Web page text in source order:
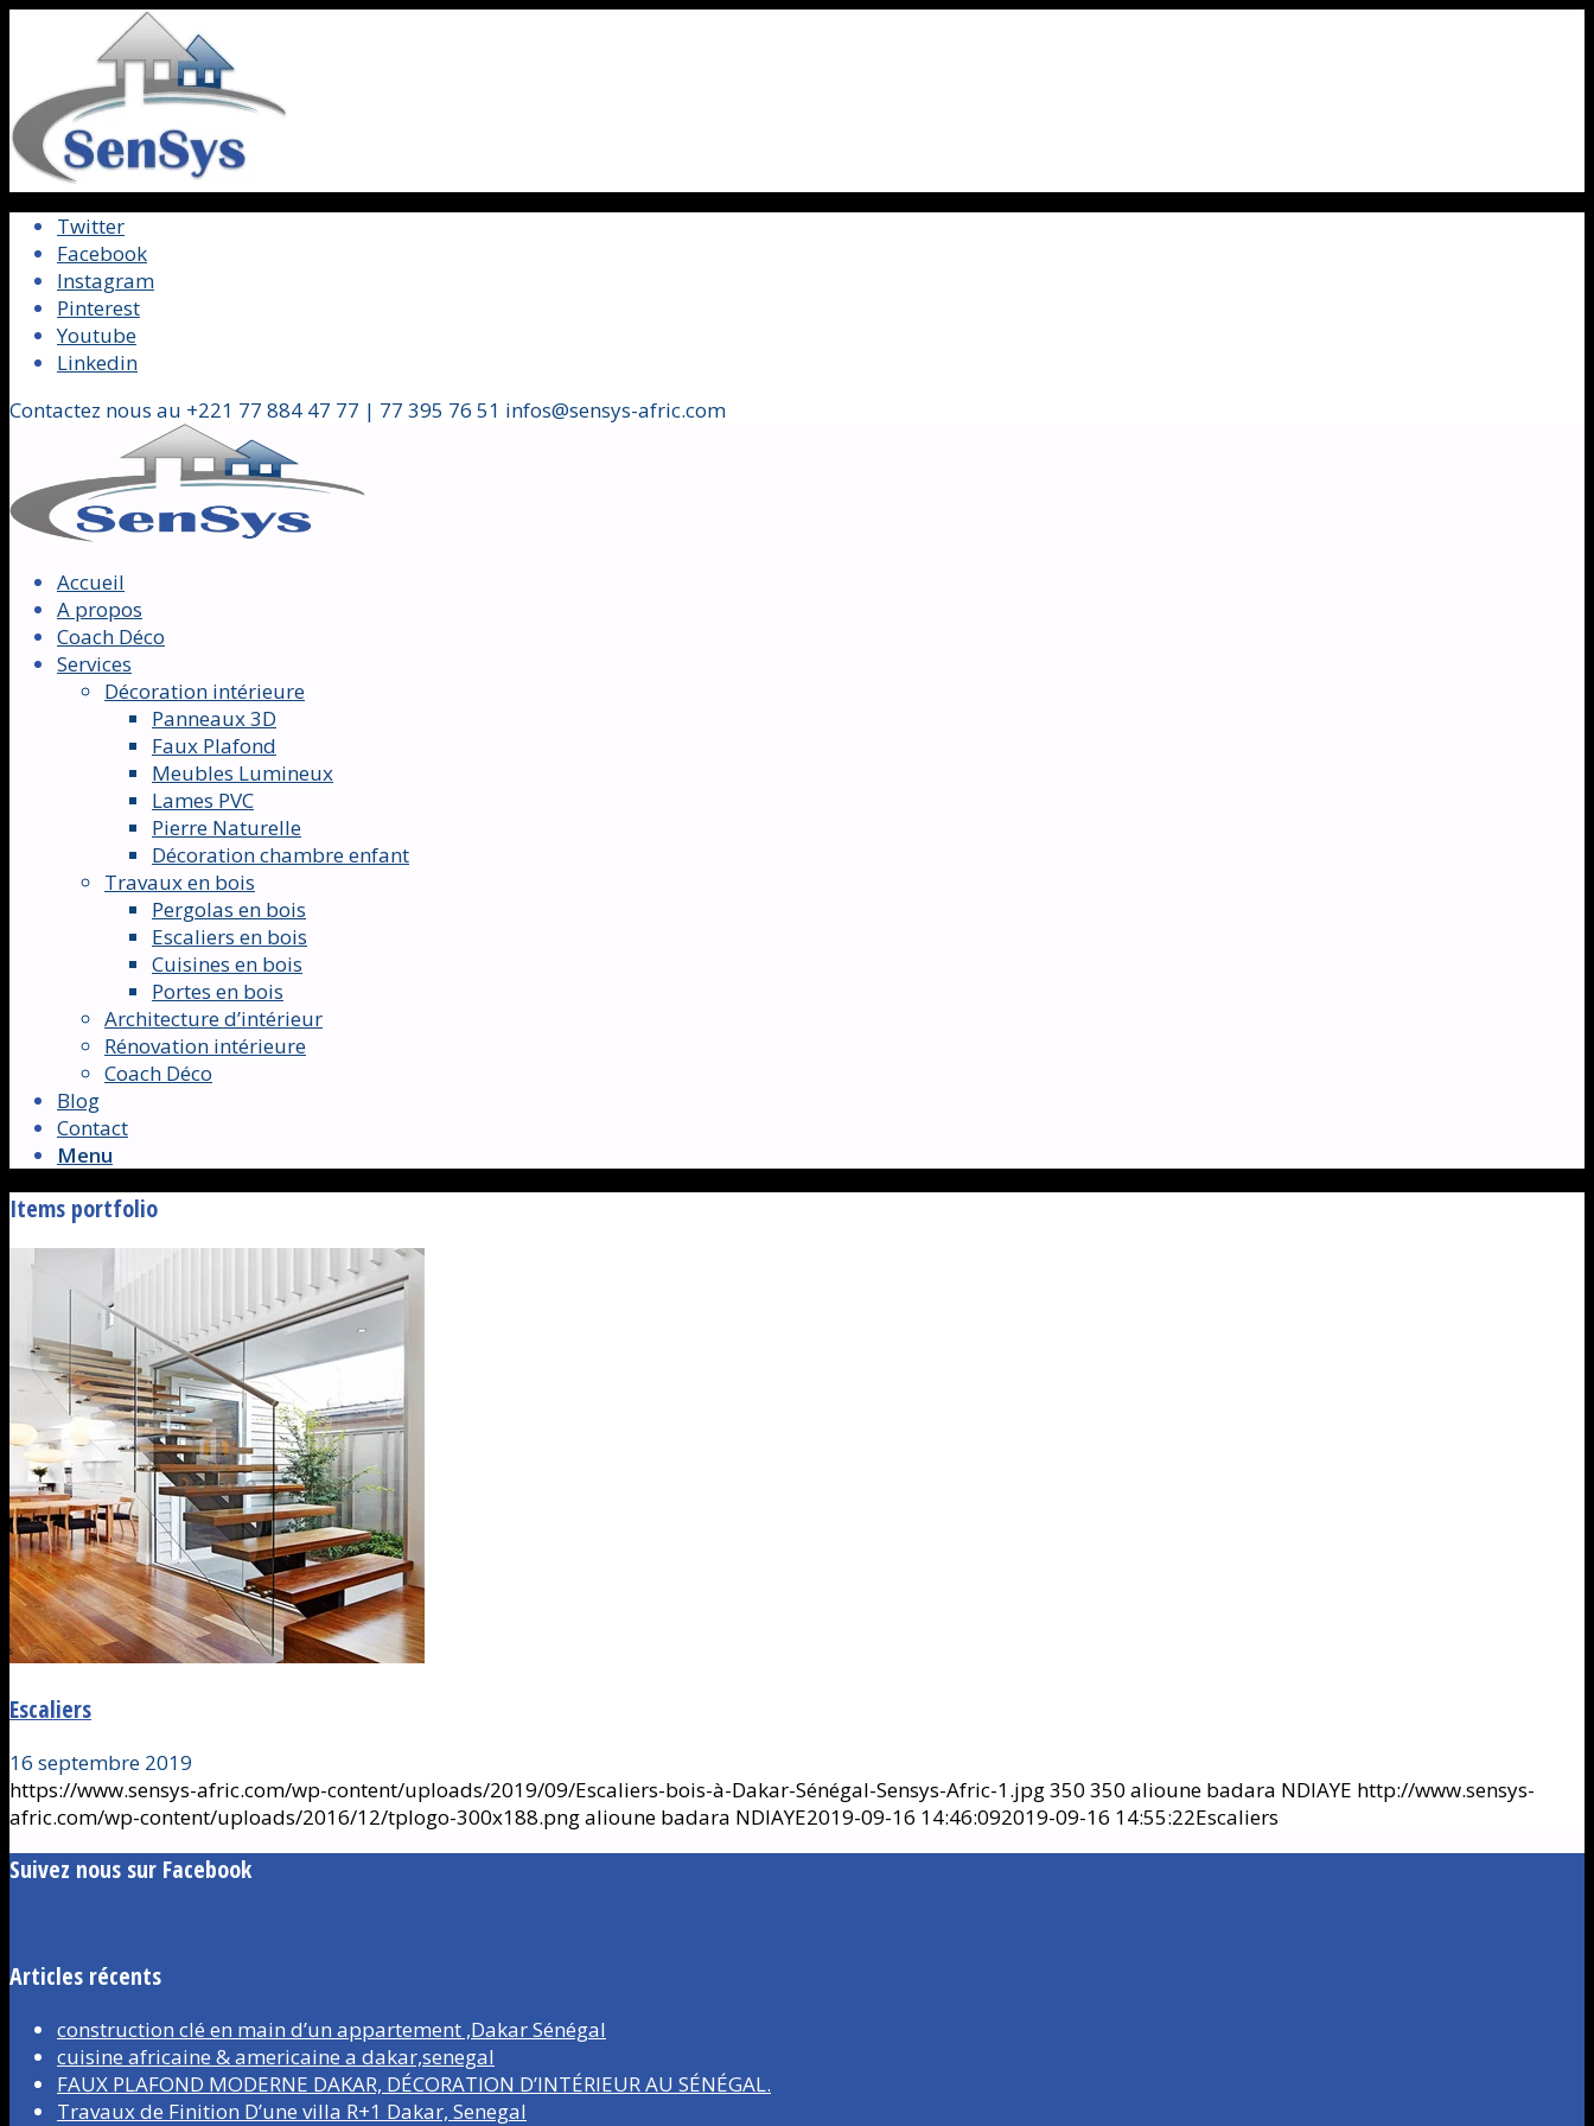
Twitter
Facebook
Instagram
Pinterest
Youtube
Linkedin
Contactez nous au +221 77 884 47 77 | 77 395 76 51 infos@sensys-afric.com
Accueil
A propos
Coach Déco
Services
Décoration intérieure
Panneaux 3D
Faux Plafond
Meubles Lumineux
Lames PVC
Pierre Naturelle
Décoration chambre enfant
Travaux en bois
Pergolas en bois
Escaliers en bois
Cuisines en bois
Portes en bois
Architecture d’intérieur
Rénovation intérieure
Coach Déco
Blog
Contact
Menu
Items portfolio
Escaliers
16 septembre 2019
https://www.sensys-afric.com/wp-content/uploads/2019/09/Escaliers-bois-à-Dakar-Sénégal-Sensys-Afric-1.jpg350 350 alioune badara NDIAYE http://www.sensys-
afric.com/wp-content/uploads/2016/12/tplogo-300x188.pngalioune badara NDIAYE2019-09-16 14:46:092019-09-16 14:55:22Escaliers
Suivez nous sur Facebook
Articles récents
construction clé en main d’un appartement ,Dakar Sénégal
cuisine africaine & americaine a dakar,senegal
FAUX PLAFOND MODERNE DAKAR, DÉCORATION D’INTÉRIEUR AU SÉNÉGAL.
Travaux de Finition D’une villa R+1 Dakar, Senegal